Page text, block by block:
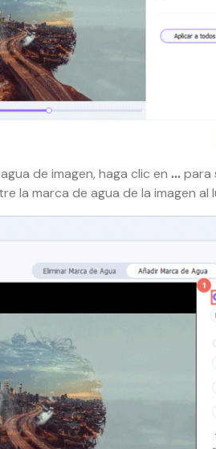
de imagen, haga clic en...para
la marca de agua de la imagen al